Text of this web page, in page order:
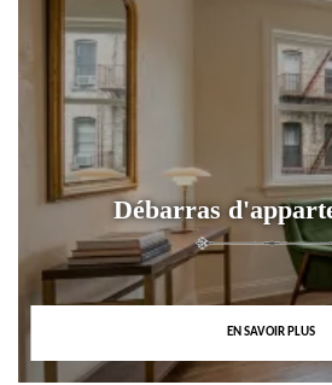
Débarras
EN SAVOIR PLUS